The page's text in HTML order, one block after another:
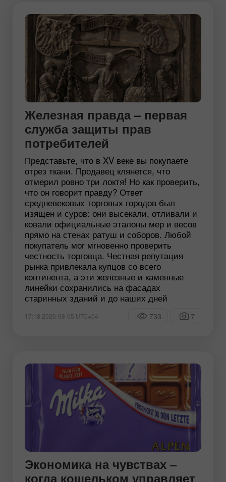
Железная правда – первая
служба защиты прав
потребителей
Представьте, что в XV веке вы покупаете
отрез ткани. Продавец клянется, что
отмерил ровно три локтя! Но как проверить,
что он говорит правду? Ответ
средневековых торговых городов был
изящен и суров: они высекали, отливали и
ковали официальные эталоны мер и весов
прямо на стенах ратуш и соборов. Любой
покупатель мог мгновенно проверить
честность торговца. Честная репутация
рынка привлекала купцов со всего
континента, а эти железные и каменные
линейки сохранились на фасадах
старинных зданий и до наших дней
17:18 2026-08-05 UTC+04 733 7
Экономика на чувствах –
когда кошельком управляет